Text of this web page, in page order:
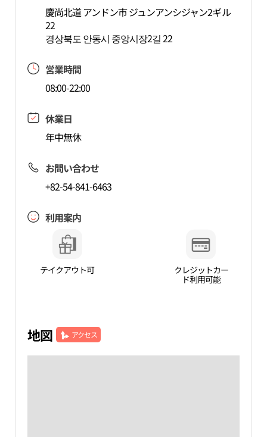
慶尚北道 アンドン市 ジュンアンシジャン2ギル
22
경상북도 안동시 중앙시장2길 22
営業時間
08:00-22:00
休業日
年中無休
お問い合わせ
+82-54-841-6463
利用案内
テイクアウト可
クレジットカー
ド利用可能
地図 アクセス